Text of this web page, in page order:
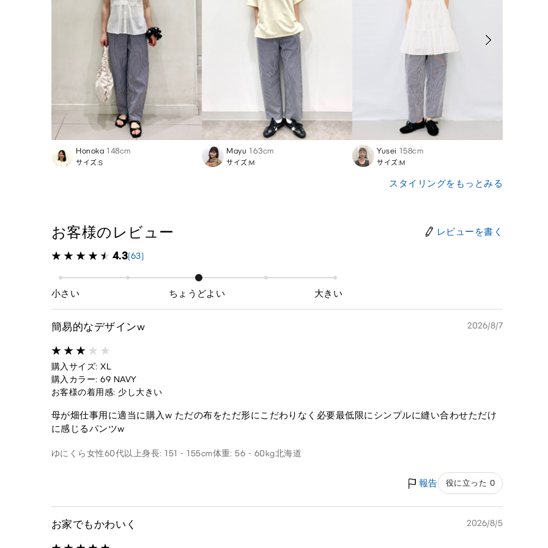
Honoka 148cm
サイズ:S
Mayu 163cm
サイズ:M
Yusei 158cm
サイズ:M
スタイリングをもっとみる
お客様のレビュー レビューを書く
4.3(63)
小さい ちょうどよい 大きい
簡易的なデザインw 2026/8/7
購入サイズ: XL
購入カラー: 69 NAVY
お客様の着用感: 少し大きい
母が畑仕事用に適当に購入w ただの布をただ形にこだわりなく必要最低限にシンプルに縫い合わせただけ
に感じるパンツw
ゆにくら女性60代以上身長: 151 - 155cm体重: 56 - 60kg北海道
報告 役に立った 0
お家でもかわいく 2026/8/5